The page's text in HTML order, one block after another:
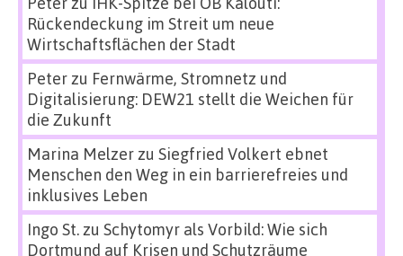
Rückendeckung im Streit um neue
Wirtschaftsflächen der Stadt
Peterzu Fernwärme, Stromnetz und
Digitalisierung: DEW21 stellt die Weichen für
die Zukunft
Marina Melzerzu Siegfried Volkert ebnet
Menschen den Weg in ein barrierefreies und
inklusives Leben
Ingo St.zu Schytomyr als Vorbild: Wie sich
Dortmund auf Krisen und Schutzräume